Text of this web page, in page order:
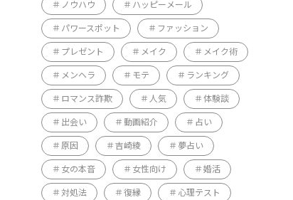
ノウハウ ハッピーメール
パワースポット ファッション
プレゼント メイク メイク術
メンヘラ モテ ランキング
ロマンス詐欺 人気 体験談
出会い 動画紹介 占い
原因 吉崎綾 夢占い
女の本音 女性向け 婚活
対処法 復縁 心理テスト